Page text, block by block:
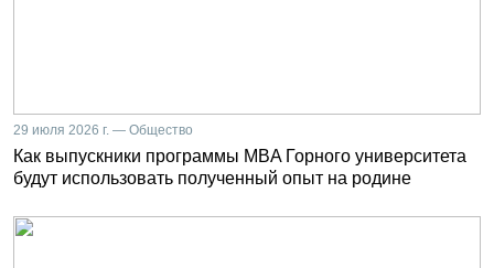
29 июля 2026 г. — Общество
Как выпускники программы MBA Горного университета
будут использовать полученный опыт на родине